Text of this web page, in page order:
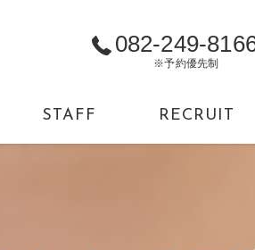
082-249-
※予約優先制
STAFF RECRUIT